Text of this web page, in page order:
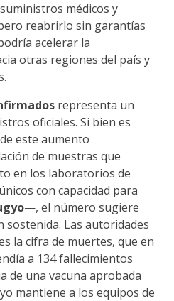
médicos y
reabrirlo sin garantías
acelerar la
otras regiones del país y
representa un
oficiales. Si bien es
este aumento
de muestras que
en los laboratorios de
con capacidad para
—, el número sugiere
Las autoridades
la cifra de muertes, que en
a 134 fallecimientos
de una vacuna aprobada
mantiene a los equipos de